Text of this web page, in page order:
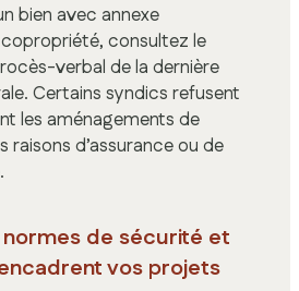
bien avec annexe
consultez le
verbal de la dernière
Certains syndics refusent
les aménagements de
raisons d’assurance ou de
de sécurité et
vos projets